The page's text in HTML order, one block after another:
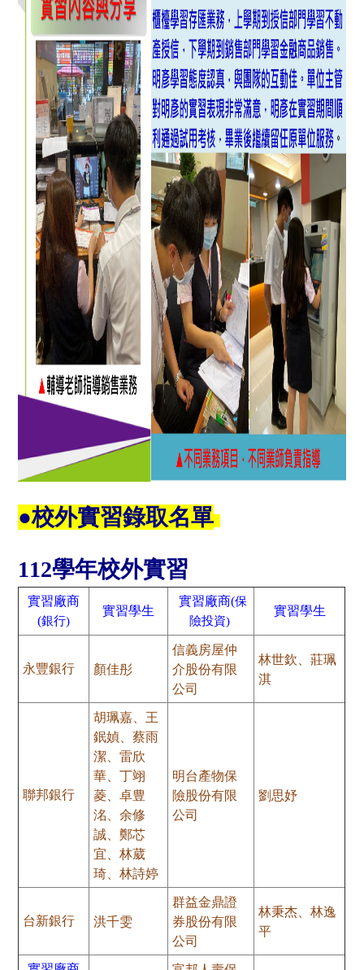
●校外實習錄取名單
112學年校外實習
實習廠商
(銀行)
實習學生
實習廠商(保
險投資)
實習學生
永豐銀行 顏佳彤
信義房屋仲
介股份有限
公司
林世欽、莊珮
淇
聯邦銀行
胡珮嘉、王
鈱媜、蔡雨
潔、雷欣
華、丁翊
菱、卓豊
洺、余修
誠、鄭芯
宜、林葳
琦、林詩婷
明台產物保
險股份有限
公司
劉思妤
台新銀行 洪千雯
群益金鼎證
券股份有限
公司
林秉杰、林逸
平